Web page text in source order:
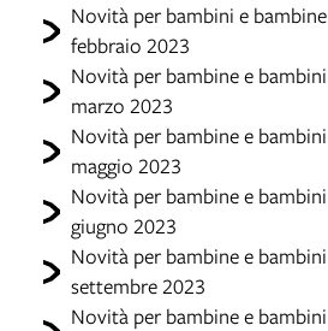
Novità per bambini e bambine
febbraio 2023
Novità per bambine e bambini
marzo 2023
Novità per bambine e bambini
maggio 2023
Novità per bambine e bambini
giugno 2023
Novità per bambine e bambini
settembre 2023
Novità per bambine e bambini